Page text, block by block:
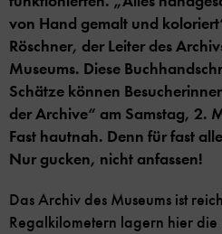
von Hand gemalt und
Röschner, der Leiter des
Museums. Diese
Schätze können
der Archive“ am Samstag, 2.
Fast hautnah. Denn für fast
Nur gucken, nicht anfassen!
Das Archiv des Museums ist
Regalkilometern lagern hier